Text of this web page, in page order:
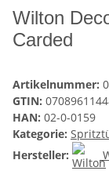
Wilton
Carded
Artikelnummer:
GTIN:
HAN: 02-0-0159
Kategorie:
Hersteller: